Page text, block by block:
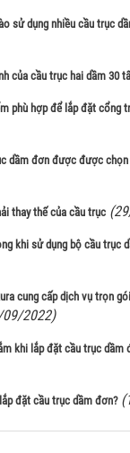
sử dụng nhiều cầu trục
của cầu trục hai dầm 30
phù hợp để lắp đặt cổng
dầm đơn được được chọn
thay thế của cầu trục
khi sử dụng bộ cầu trục
cung cấp dịch vụ trọn
2022)
khi lắp đặt cầu trục dầm
đặt cầu trục dầm đơn?